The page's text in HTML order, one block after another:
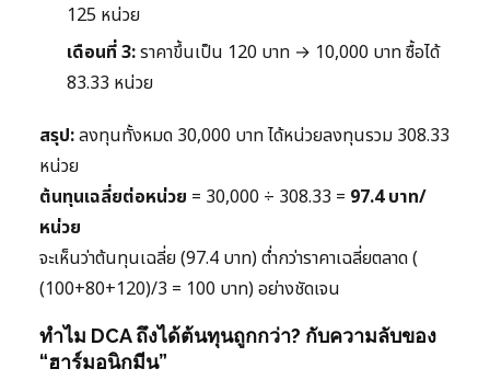
125 หน่วย
เดือนที่ 3:ราคาขึ้นเป็น 120 บาท → 10,000 บาท ซื้อได้
83.33 หน่วย
สรุป:ลงทุนทั้งหมด 30,000 บาท ได้หน่วยลงทุนรวม 308.33
หน่วย
ต้นทุนเฉลี่ยต่อหน่วย = 30,000 ÷ 308.33 = 97.4 บาท/
หน่วย
จะเห็นว่าต้นทุนเฉลี่ย (97.4 บาท) ต่ำกว่าราคาเฉลี่ยตลาด (
(100+80+120)/3 = 100 บาท) อย่างชัดเจน
ทำไม DCA ถึงได้ต้นทุนถูกกว่า? กับความลับของ
“ฮาร์มอนิกมีน”